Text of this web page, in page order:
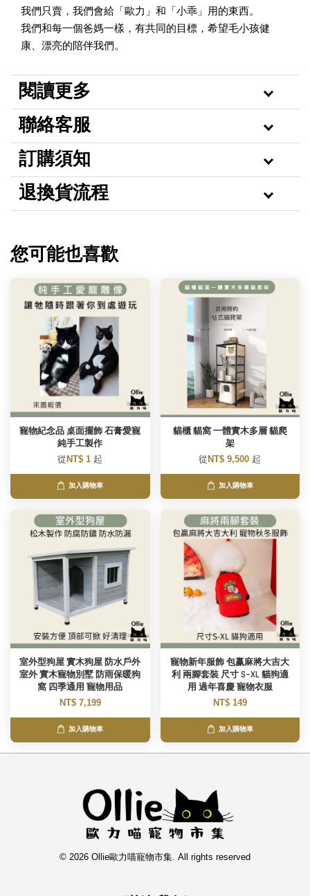
我們只賣，我們會給「歐力」和「小乖」用的東西。
我們和每一個爸媽一樣，有共同的目標，希望毛小孩健
康、漂亮的陪伴我們。
閱讀更多
聯絡客服
訂購須知
退換貨流程
您可能也喜歡
寵物紀念品 桌面擺飾 石膏愛寵
純手工製作
從NT$ 1 起
加入購物車
貓櫃 貓窩 一體實木多層 貓爬
架
從NT$ 9,500 起
加入購物車
室外型狗屋 實木狗屋 防水戶外
室外 實木寵物別墅 防雨保暖狗
窩 四季通用 寵物用品
NT$ 7,199
加入購物車
寵物新年服飾 包赢麻將大吉大
利 兩腳套裝 尺寸 S~XL 貓狗適
用 過年喜慶 寵物衣服
NT$ 149
加入購物車
© 2026 Ollie歐力喵寵物市集. All rights reserved